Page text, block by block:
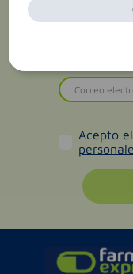
Acepto el